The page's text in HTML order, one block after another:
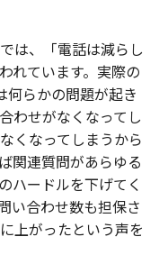
は、「電話は減らし
れています。実際の
何らかの問題が起き
わせがなくなってし
くなってしまうから
関連質問があらゆる
ハードルを下げてく
い合わせ数も担保さ
上がったという声を